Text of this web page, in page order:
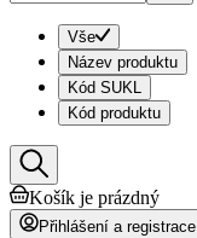
Vše
Název produktu
Kód SUKL
Kód produktu
Košík je prázdný
Přihlášení a registrace